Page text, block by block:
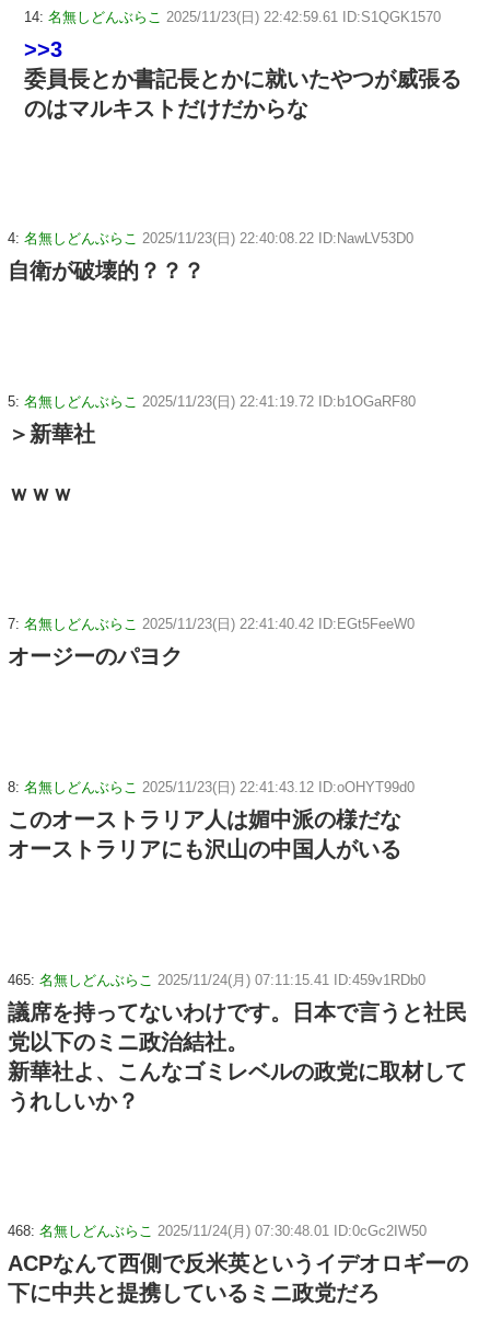
14: 名無しどんぶらこ 2025/11/23(日) 22:42:59.61 ID:S1QGK1570
>>3
委員長とか書記長とかに就いたやつが威張る
のはマルキストだけだからな
4: 名無しどんぶらこ 2025/11/23(日) 22:40:08.22 ID:NawLV53D0
自衛が破壊的？？？
5: 名無しどんぶらこ 2025/11/23(日) 22:41:19.72 ID:b1OGaRF80
＞新華社
ｗｗｗ
7: 名無しどんぶらこ 2025/11/23(日) 22:41:40.42 ID:EGt5FeeW0
オージーのパヨク
8: 名無しどんぶらこ 2025/11/23(日) 22:41:43.12 ID:oOHYT99d0
このオーストラリア人は媚中派の様だな
オーストラリアにも沢山の中国人がいる
465: 名無しどんぶらこ 2025/11/24(月) 07:11:15.41 ID:459v1RDb0
議席を持ってないわけです。日本で言うと社民
党以下のミニ政治結社。
新華社よ、こんなゴミレベルの政党に取材して
うれしいか？
468: 名無しどんぶらこ 2025/11/24(月) 07:30:48.01 ID:0cGc2IW50
ACPなんて西側で反米英というイデオロギーの
下に中共と提携しているミニ政党だろ